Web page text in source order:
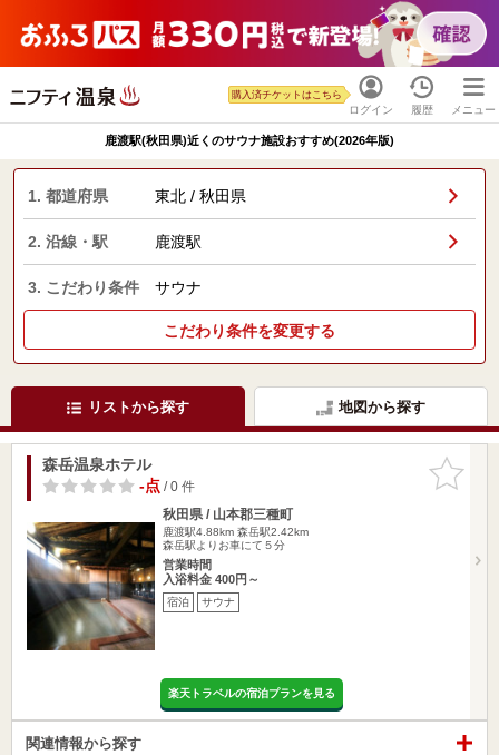
ログイン
購入済チケットはこちら
履歴 メニュー
鹿渡駅(秋田県)近くのサウナ施設おすすめ(2026年版)
1. 都道府県 東北 / 秋田県
2. 沿線・駅 鹿渡駅
3. こだわり条件 サウナ
こだわり条件を変更する
リストから探す 地図から探す
お気に入
りに追加
森岳温泉ホテル
-点/ 0 件
秋田県 / 山本郡三種町
鹿渡駅4.88km 森岳駅2.42km
森岳駅よりお車にて５分
営業時間
入浴料金 400円～
宿泊 サウナ
楽天トラベルの宿泊プランを見る
関連情報から探す